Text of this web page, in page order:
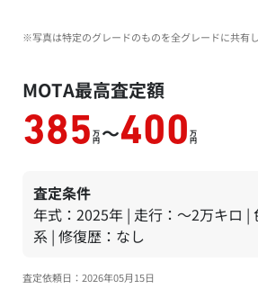
※写真は特定のグレードのものを全グレードに共有
MOTA最高査定額
385 万
円 ～400 万
円
査定条件
年式：2025年 | 走行：～2万キロ |
系 | 修復歴：なし
査定依頼日：2026年05月15日